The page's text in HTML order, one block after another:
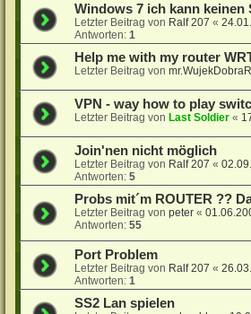
Windows 7 ich kann keinen
Letzter Beitrag von Ralf 207 «
Antworten:1
Help me with my router
Letzter Beitrag von
VPN - way how to play
Letzter Beitrag von Last Soldier «
Join'nen nicht möglich
Letzter Beitrag von Ralf 207 «
Antworten:5
Probs mit´m ROUTER ??
Letzter Beitrag vonpeter «
Antworten:55
Port Problem
Letzter Beitrag von Ralf 207 «
Antworten:1
SS2 Lan spielen